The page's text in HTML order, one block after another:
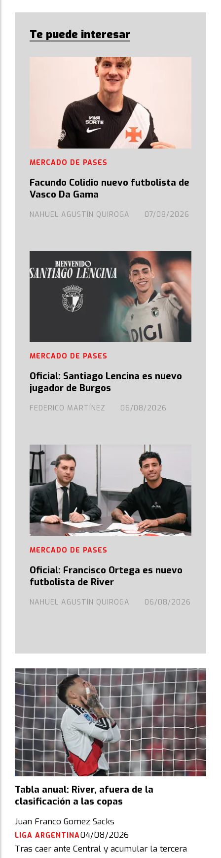
Te puede interesar
Facundo Colidio nuevo futbolista de
Vasco Da Gama
NAHUEL AGUSTÍN QUIROGA
MERCADO DE PASES
07/08/2026
Oficial: Santiago Lencina es nuevo
jugador de Burgos
FEDERICO MARTÍNEZ
MERCADO DE PASES
06/08/2026
Oficial: Francisco Ortega es nuevo
futbolista de River
NAHUEL AGUSTÍN QUIROGA
MERCADO DE PASES
06/08/2026
Tabla anual: River, afuera de la
clasificación a las copas
Juan Franco Gomez Sacks
LIGA ARGENTINA04/08/2026
Tras caer ante Central y acumular la tercera